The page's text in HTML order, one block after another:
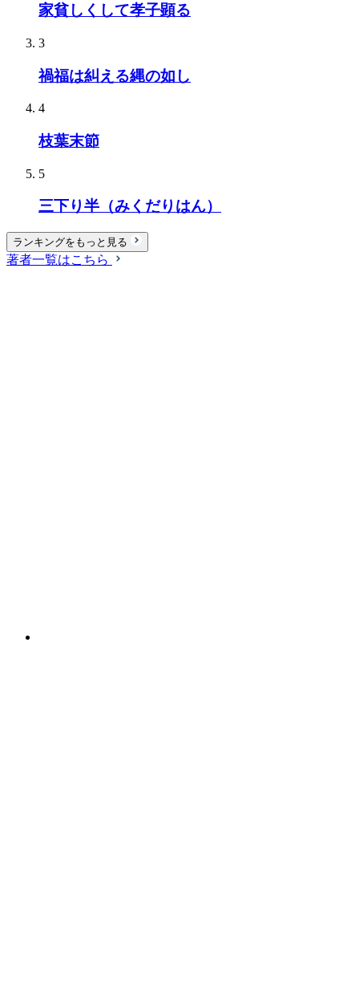
家貧しくして孝子顕る
3
禍福は糾える縄の如し
4
枝葉末節
5
三下り半（みくだりはん）
ランキングをもっと見る
著者一覧はこちら